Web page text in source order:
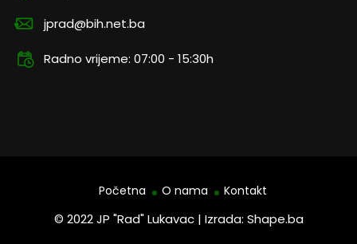
jprad@bih.net.ba
Radno vrijeme: 07:00 - 15:30h
© 2022 JP "Rad" Lukavac | Izrada: Shape.ba
Početna O nama Kontakt